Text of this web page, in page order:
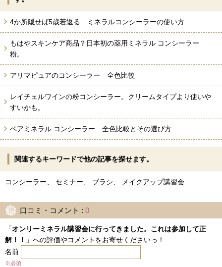
4か所隠せば5歳若返る ミネラルコンシーラーの使い方
もはやスキンケア商品？日本初の薬用ミネラル コンシーラー
粉。
アリマピュアのコンシーラー 全色比較
レイチェルワインの粉コンシーラー。クリームタイプより使いや
すいかも。
ベアミネラル コンシーラー 全色比較とその選び方
関連するキーワードで他の記事を探せます。
コンシーラー、 セミナー、 ブラシ、 メイクアップ講習会
口コミ・コメント : 0
「オンリーミネラル講習会に行ってきました。これは参加して正
解！！
」への評価やコメントをお寄せくださいっ！
名前
※必須